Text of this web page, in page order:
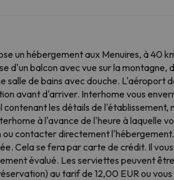
un hébergement aux Menuires, à 40
d'un balcon avec vue sur la montagne,
de bains avec douche. L'aéroport
avant d'arriver. Interhome vous
les détails de
à l'avance de l'heure à laquelle
contacter directement
Cela se fera par carte de crédit. Il
évalué. Les serviettes peuvent
au tarif de 12,00 EUR ou